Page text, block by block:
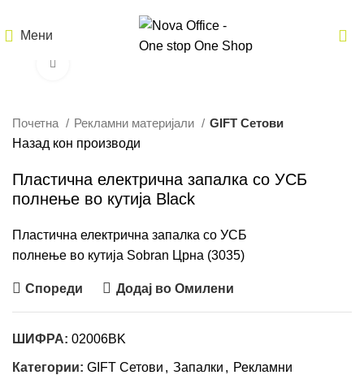
Мени
Почетна Рекламни материјали
GIFT Сетови
Назад кон производи
Пластична електрична запалка со УСБ
полнење во кутија Black
Пластична електрична запалка со УСБ
полнење во кутија Sobran Црна (3035)
Спореди Додај во Омилени
ШИФРА: 02006BK
Категории: GIFT Сетови , Запалки , Рекламни